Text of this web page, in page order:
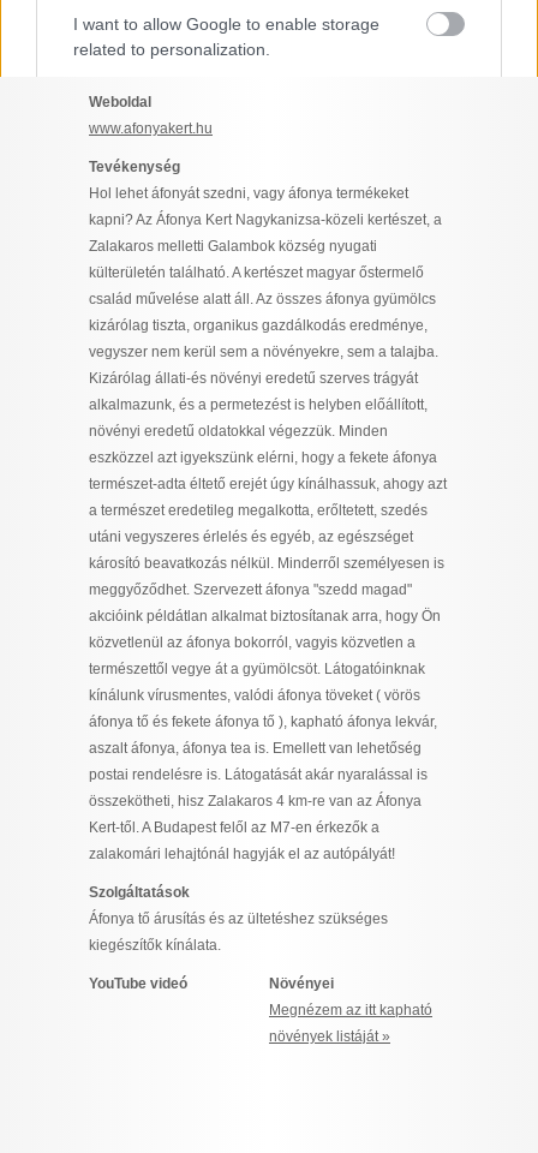
I want to allow Google to enable storage
related to personalization.
I want to allow Google to enable storage
related to security, including authentication
user protection.
CONFIRM
Data Deletion Data Access Privacy Policy
06308750233
Weboldal
www.afonyakert.hu
Tevékenység
Hol lehet áfonyát szedni, vagy áfonya termékeket
kapni? Az Áfonya Kert Nagykanizsa-közeli kertészet, a
Zalakaros melletti Galambok község nyugati
külterületén található. A kertészet magyar őstermelő
család művelése alatt áll. Az összes áfonya gyümölcs
kizárólag tiszta, organikus gazdálkodás eredménye,
vegyszer nem kerül sem a növényekre, sem a talajba.
Kizárólag állati-és növényi eredetű szerves trágyát
alkalmazunk, és a permetezést is helyben előállított,
növényi eredetű oldatokkal végezzük. Minden
eszközzel azt igyekszünk elérni, hogy a fekete áfonya
természet-adta éltető erejét úgy kínálhassuk, ahogy azt
a természet eredetileg megalkotta, erőltetett, szedés
utáni vegyszeres érlelés és egyéb, az egészséget
károsító beavatkozás nélkül. Minderről személyesen is
meggyőződhet. Szervezett áfonya "szedd magad"
akcióink példátlan alkalmat biztosítanak arra, hogy Ön
közvetlenül az áfonya bokorról, vagyis közvetlen a
természettől vegye át a gyümölcsöt. Látogatóinknak
kínálunk vírusmentes, valódi áfonya töveket ( vörös
áfonya tő és fekete áfonya tő ), kapható áfonya lekvár,
aszalt áfonya, áfonya tea is. Emellett van lehetőség
postai rendelésre is. Látogatását akár nyaralással is
összekötheti, hisz Zalakaros 4 km-re van az Áfonya
Kert-től. A Budapest felől az M7-en érkezők a
zalakomári lehajtónál hagyják el az autópályát!
Szolgáltatások
Áfonya tő árusítás és az ültetéshez szükséges
kiegészítők kínálata.
YouTube videó
Növényei
Megnézem az itt kapható
növények listáját »